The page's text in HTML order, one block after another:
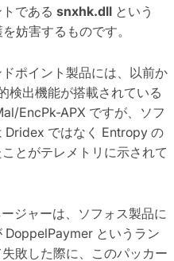
である snxhk.dll という
妨害するものです。
ポイント製品には、以前か
検出機能が搭載されている
EncPk-APX ですが、ソフ
Dridex ではなく Entropy の
とがテレメトリに示されて
ジャーは、ソフォス製品に
DoppelPaymer というラン
敗した際に、このパッカー